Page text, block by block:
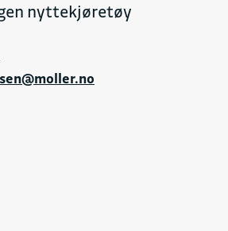
nyttekjøretøy